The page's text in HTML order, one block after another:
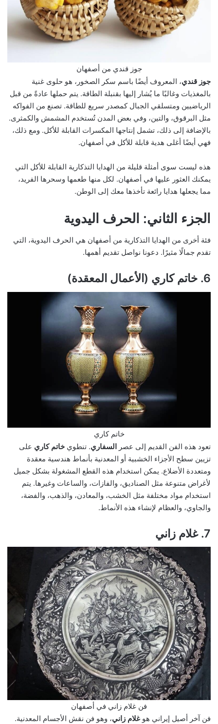
جوز قندي من أصفهان
جوز قندي، المعروف أيضًا باسم سكر الصخور، هو حلوى غنية
بالمغذيات وغالبًا ما يُشار إليها بقنبلة الطاقة. يتم حملها عادةً من قبل
الرياضيين ومتسلقي الجبال كمصدر سريع للطاقة. تصنع من الفواكه
مثل البرقوق، والتين، وفي بعض المدن تُستخدم المشمش والكمثرى.
بالإضافة إلى ذلك، تشمل إنتاجها المكسرات القابلة للأكل. ومع ذلك،
فهي أيضًا أغلى هدية قابلة للأكل في أصفهان.
هذه ليست سوى أمثلة قليلة من الهدايا التذكارية القابلة للأكل التي
يمكنك العثور عليها في أصفهان. لكل منها طعمها وسحرها الفريد،
مما يجعلها هدايا رائعة تأخذها معك إلى الوطن.
الجزء الثاني: الحرف اليدوية
فئة أخرى من الهدايا التذكارية من أصفهان هي الحرف اليدوية، التي
تقدم جمالًا مثيرًا. دعونا نواصل تقديم أهمها.
6. خاتم كاري (الأعمال المعقدة)
خاتم كاري
تعود هذه الفن القديم إلى عصر السفاري. تنطوي خاتم كاري على
تزيين سطح الأجزاء الخشبية أو المعدنية بأنماط هندسية معقدة
ومتعددة الأضلاع. يمكن استخدام هذه القطع المشغولة بشكل جميل
لأغراض متنوعة مثل الصناديق، والفازات، والساعات وغيرها. يتم
استخدام مواد مختلفة مثل الخشب، والمعادن، والذهب، والفضة،
والجاوي، والعظام لإنشاء هذه الأنماط.
7. غلام زاني
فن غلام زاني في أصفهان
فن آخر أصيل إيراني هو غلام زاني، وهو فن نقش الأجسام المعدنية.